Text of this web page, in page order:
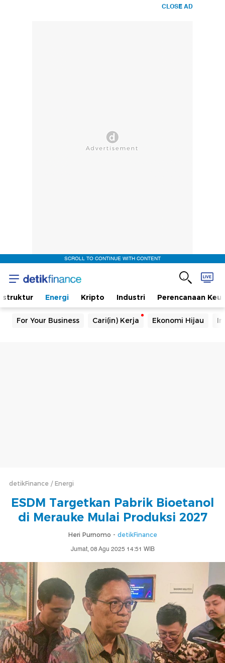
CLOSE AD
SCROLL TO CONTINUE WITH CONTENT
Energi Kripto Industri Perencanaan
For Your Business Cari(in) Kerja Ekonomi Hijau
detikFinance Energi
ESDM Targetkan Pabrik Bioetanol
di Merauke Mulai Produksi 2027
Heri Purnomo - detikFinance
Jumat, 08 Agu 2025 14:51 WIB